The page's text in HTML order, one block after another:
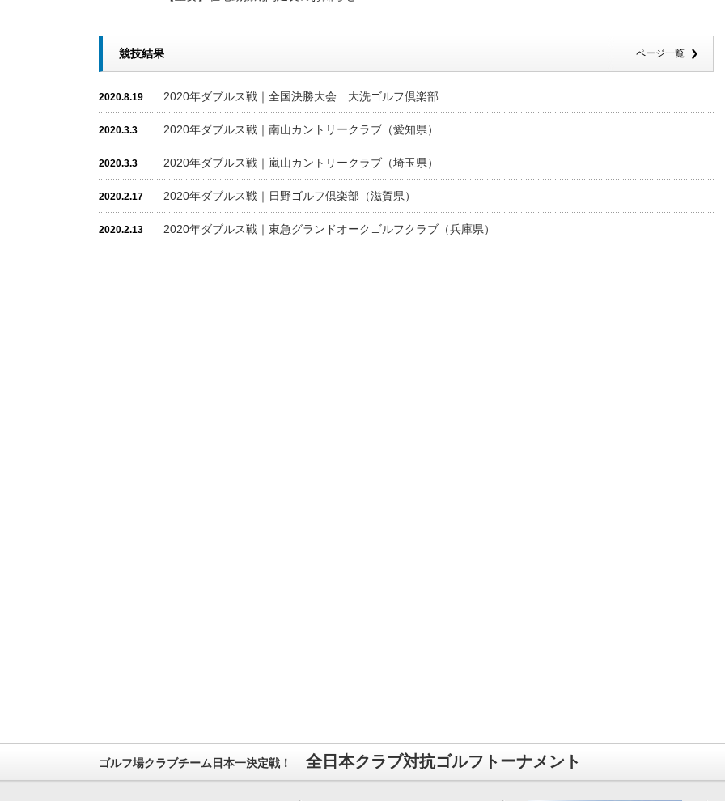
競技結果 ページ一覧
2020.8.19 2020年ダブルス戦｜全国決勝大会 大洗ゴルフ倶楽部
2020.3.3 2020年ダブルス戦｜南山カントリークラブ（愛知県）
2020.3.3 2020年ダブルス戦｜嵐山カントリークラブ（埼玉県）
2020.2.17 2020年ダブルス戦｜日野ゴルフ倶楽部（滋賀県）
2020.2.13 2020年ダブルス戦｜東急グランドオークゴルフクラブ（兵庫県）
ゴルフ場クラブチーム日本一決定戦！ 全日本クラブ対抗ゴルフトーナメント